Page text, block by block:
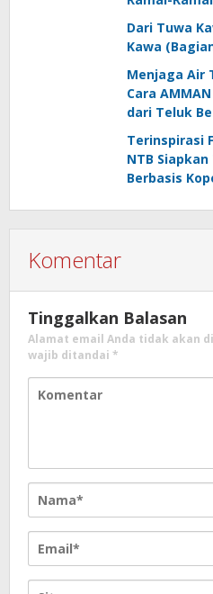
Dari Tuwa
Kawa
Menjaga Air
Cara
dari Teluk
Terinspirasi
NTB
Berbasis
Komentar
Tinggalkan Balasan
Alamat email Anda tidak akan
wajib ditandai *